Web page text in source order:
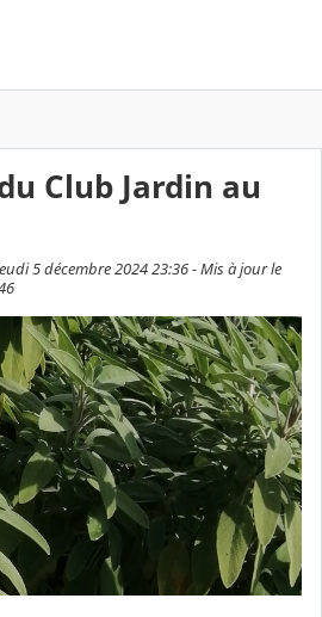
Club Jardin au
5 décembre 2024 23:36 - Mis à jour le